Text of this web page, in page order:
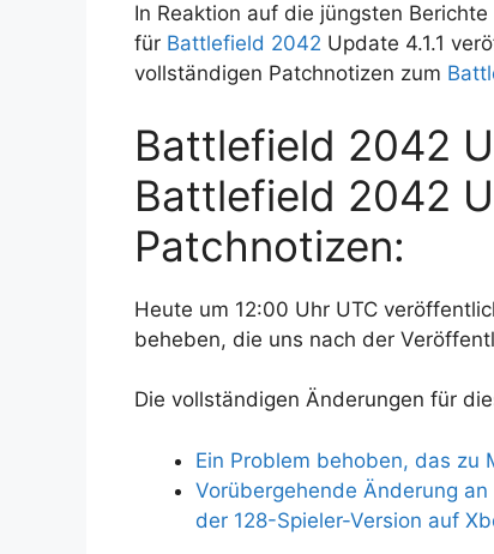
In Reaktion auf die jüngsten
für Battlefield 2042 Update 4.1.1
vollständigen Patchnotizen zum
Battlefield 2042
Battlefield 2042
Patchnotizen:
Heute um 12:00 Uhr UTC
beheben, die uns nach der
Die vollständigen Änderungen für
Ein Problem behoben, das zu
Vorübergehende Änderung
der 128-Spieler-Version auf